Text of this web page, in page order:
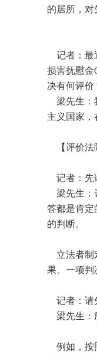
的居所，对
记者：最
损害抚慰金
决有何评价
梁先生：
主义国家，
【评价法
记者：先
梁先生：
答都是肯定
的判断。
立法者制
果。一项判
记者：请
梁先生：
例如，按